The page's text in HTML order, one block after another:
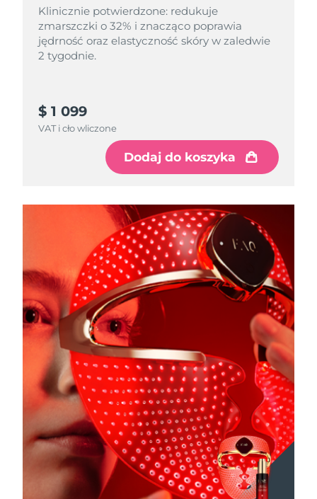
Klinicznie potwierdzone: redukuje
zmarszczki o 32% i znacząco poprawia
jędrność oraz elastyczność skóry w zaledwie
2 tygodnie.
$ 1 099
VAT i cło wliczone
Dodaj do koszyka